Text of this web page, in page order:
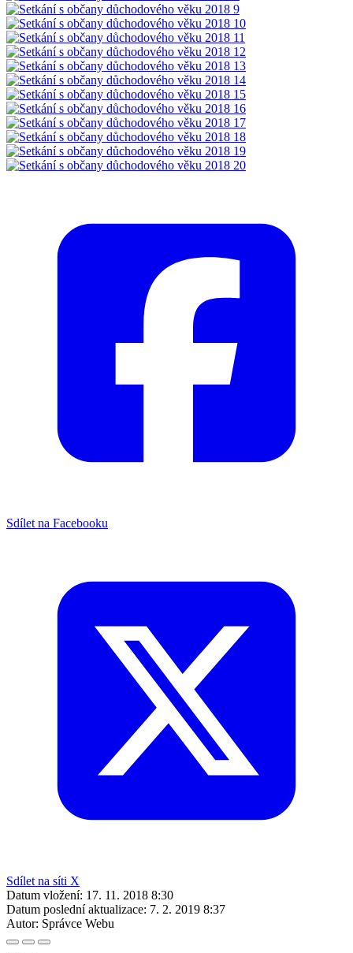
Sdílet na Facebooku
Sdílet na síti X
Datum vložení: 17. 11. 2018 8:30
Datum poslední aktualizace: 7. 2. 2019 8:37
Autor: Správce Webu